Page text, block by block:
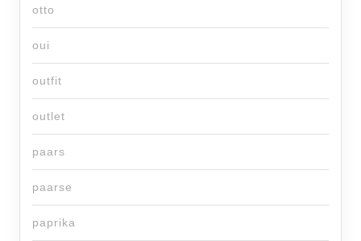
otto
oui
outfit
outlet
paars
paarse
paprika